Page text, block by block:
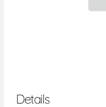
Details